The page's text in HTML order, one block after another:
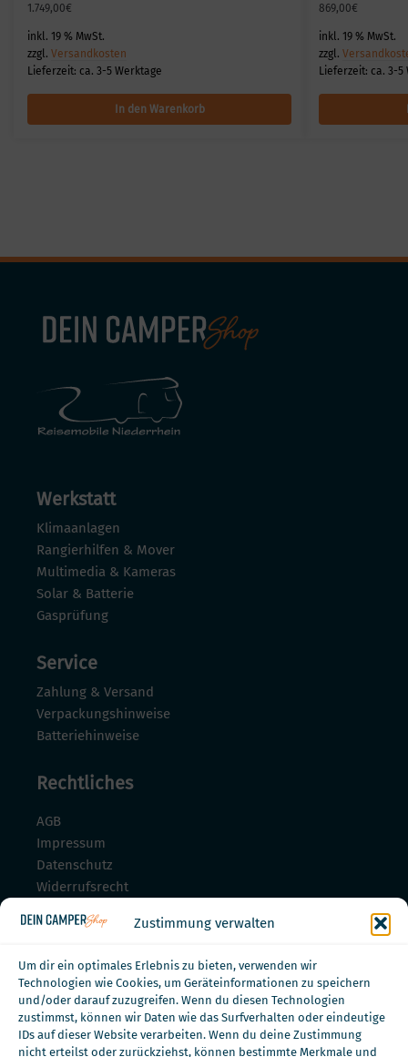
Zustimmung verwalten
Um dir ein optimales Erlebnis zu bieten, verwenden wir
Technologien wie Cookies, um Geräteinformationen zu speichern
und/oder darauf zuzugreifen. Wenn du diesen Technologien
zustimmst, können wir Daten wie das Surfverhalten oder eindeutige
IDs auf dieser Website verarbeiten. Wenn du deine Zustimmung
nicht erteilst oder zurückziehst, können bestimmte Merkmale und
1.749,00€
inkl. 19 % MwSt.
zzgl. Versandkosten
Lieferzeit: ca. 3-5 Werktage
In den Warenkorb
869,00€
inkl. 19 % MwSt.
zzgl.
Lieferzeit: ca. 3-5
Werkstatt
Klimaanlagen
Rangierhilfen & Mover
Multimedia & Kameras
Solar & Batterie
Gasprüfung
Service
Zahlung & Versand
Verpackungshinweise
Batteriehinweise
Rechtliches
AGB
Impressum
Datenschutz
Widerrufsrecht
Zahlungsmöglichkeiten